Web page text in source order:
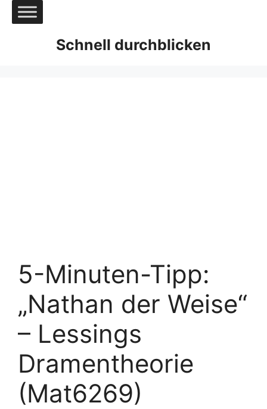
Zum
Inhalt
Schnell durchblicken
5-Minuten-Tipp:
„Nathan der Weise“
– Lessings
Dramentheorie
(Mat6269)